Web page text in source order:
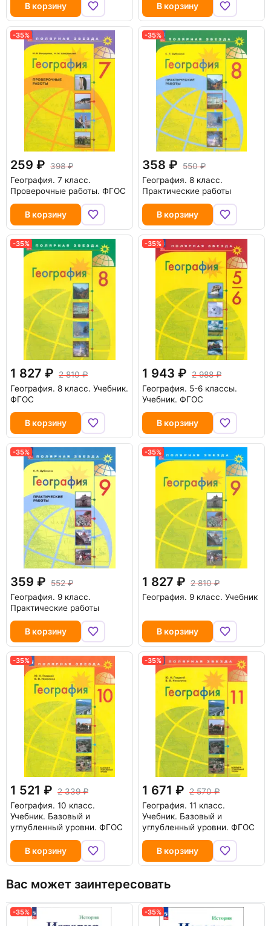
В корзину В корзину
-35%
259
398
География. 7 класс.
Проверочные работы. ФГОС
В корзину
-35%
358
550
География. 8 класс.
Практические работы
В корзину
-35%
1 827
2 810
География. 8 класс. Учебник.
ФГОС
В корзину
-35%
1 943
2 988
География. 5-6 классы.
Учебник. ФГОС
В корзину
-35%
359
552
География. 9 класс.
Практические работы
В корзину
-35%
1 827
2 810
География. 9 класс. Учебник
В корзину
-35%
1 521
2 339
География. 10 класс.
Учебник. Базовый и
углубленный уровни. ФГОС
В корзину
-35%
1 671
2 570
География. 11 класс.
Учебник. Базовый и
углубленный уровни. ФГОС
В корзину
Вас может заинтересовать
-35% -35%